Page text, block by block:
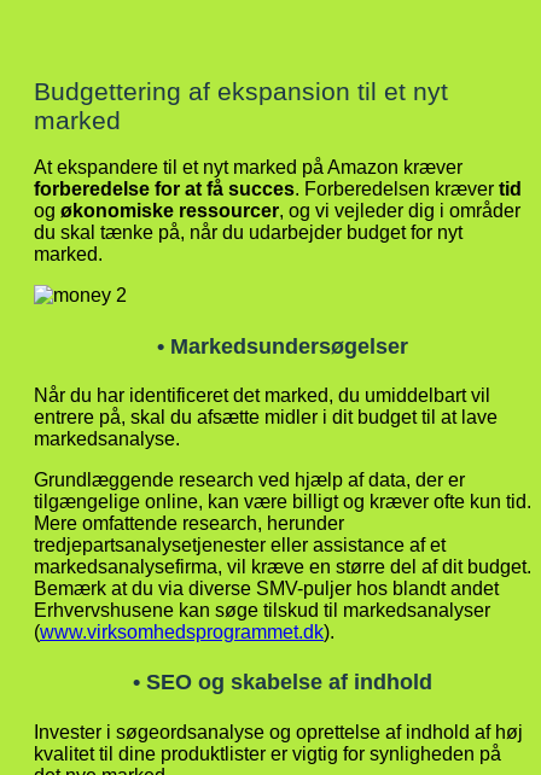
Budgettering af ekspansion til et nyt
marked
At ekspandere til et nyt marked på Amazon kræver
forberedelse for at få succes. Forberedelsen kræver tid
og økonomiske ressourcer, og vi vejleder dig i områder
du skal tænke på, når du udarbejder budget for nyt
marked.
• Markedsundersøgelser
Når du har identificeret det marked, du umiddelbart vil
entrere på, skal du afsætte midler i dit budget til at lave
markedsanalyse.
Grundlæggende research ved hjælp af data, der er
tilgængelige online, kan være billigt og kræver ofte kun tid.
Mere omfattende research, herunder
tredjepartsanalysetjenester eller assistance af et
markedsanalysefirma, vil kræve en større del af dit budget.
Bemærk at du via diverse SMV-puljer hos blandt andet
Erhvervshusene kan søge tilskud til markedsanalyser
(www.virksomhedsprogrammet.dk).
• SEO og skabelse af indhold
Invester i søgeordsanalyse og oprettelse af indhold af høj
kvalitet til dine produktlister er vigtig for synligheden på